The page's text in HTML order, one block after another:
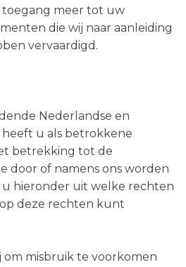
meer tot uw
die wij naar aanleiding
vervaardigd.
Nederlandse en
u als betrokkene
betrekking tot de
door of namens ons worden
hieronder uit welke rechten
deze rechten kunt
om misbruik te voorkomen